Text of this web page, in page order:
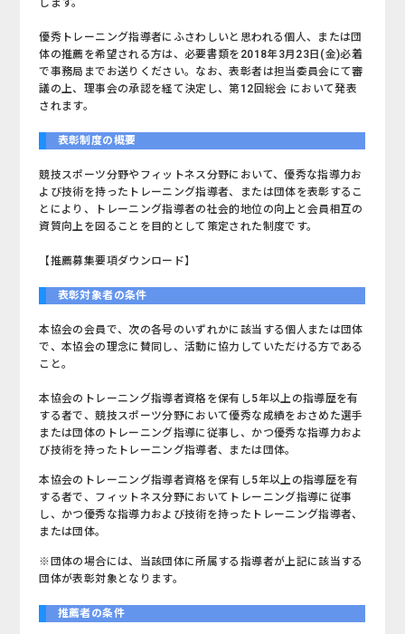
します。
優秀トレーニング指導者にふさわしいと思われる個人、または団
体の推薦を希望される方は、必要書類を2018年3月23日(金)必着
で事務局までお送りください。なお、表彰者は担当委員会にて審
議の上、理事会の承認を経て決定し、第12回総会 において発表
されます。
表彰制度の概要
競技スポーツ分野やフィットネス分野において、優秀な指導力お
よび技術を持ったトレーニング指導者、または団体を表彰するこ
とにより、トレーニング指導者の社会的地位の向上と会員相互の
資質向上を図ることを目的として策定された制度です。
【推薦募集要項ダウンロード】
表彰対象者の条件
本協会の会員で、次の各号のいずれかに該当する個人または団体
で、本協会の理念に賛同し、活動に協力していただける方である
こと。
本協会のトレーニング指導者資格を保有し5年以上の指導歴を有
する者で、競技スポーツ分野において優秀な成績をおさめた選手
または団体のトレーニング指導に従事し、かつ優秀な指導力およ
び技術を持ったトレーニング指導者、または団体。
本協会のトレーニング指導者資格を保有し5年以上の指導歴を有
する者で、フィットネス分野においてトレーニング指導に従事
し、かつ優秀な指導力および技術を持ったトレーニング指導者、
または団体。
※団体の場合には、当該団体に所属する指導者が上記に該当する
団体が表彰対象となります。
推薦者の条件